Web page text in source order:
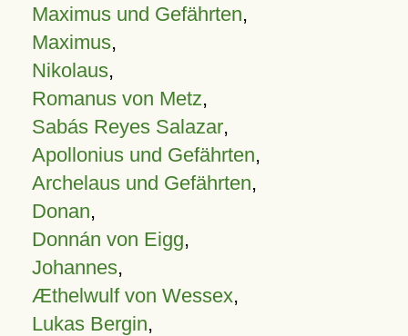
Maximus und Gefährten,
Maximus,
Nikolaus,
Romanus von Metz,
Sabás Reyes Salazar,
Apollonius und Gefährten,
Archelaus und Gefährten,
Donan,
Donnán von Eigg,
Johannes,
Æthelwulf von Wessex,
Lukas Bergin,